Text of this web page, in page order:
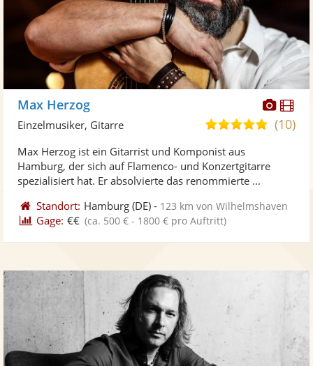
Max Herzog
5,0(10)
Einzelmusiker, Gitarre
Max Herzog ist ein Gitarrist und Komponist aus
Hamburg, der sich auf Flamenco- und Konzertgitarre
spezialisiert hat. Er absolvierte das renommierte ...
Standort: Hamburg (DE) - 123 km von Wilhelmshaven
Gage: €€ (ca. 500 € - 1800 € pro Auftritt)